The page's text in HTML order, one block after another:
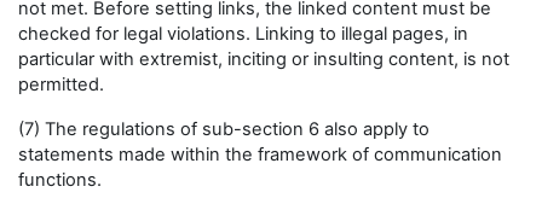
not met. Before setting links, the linked content must be
checked for legal violations. Linking to illegal pages, in
particular with extremist, inciting or insulting content, is not
permitted.
(7) The regulations of sub-section 6 also apply to
statements made within the framework of communication
functions.